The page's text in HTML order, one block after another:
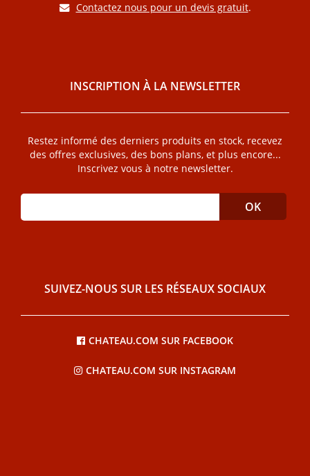
Contactez nous pour un devis gratuit.
INSCRIPTION À LA NEWSLETTER
Restez informé des derniers produits en stock, recevez
des offres exclusives, des bons plans, et plus encore...
Inscrivez vous à notre newsletter.
SUIVEZ-NOUS SUR LES RÉSEAUX SOCIAUX
CHATEAU.COM SUR FACEBOOK
CHATEAU.COM SUR INSTAGRAM